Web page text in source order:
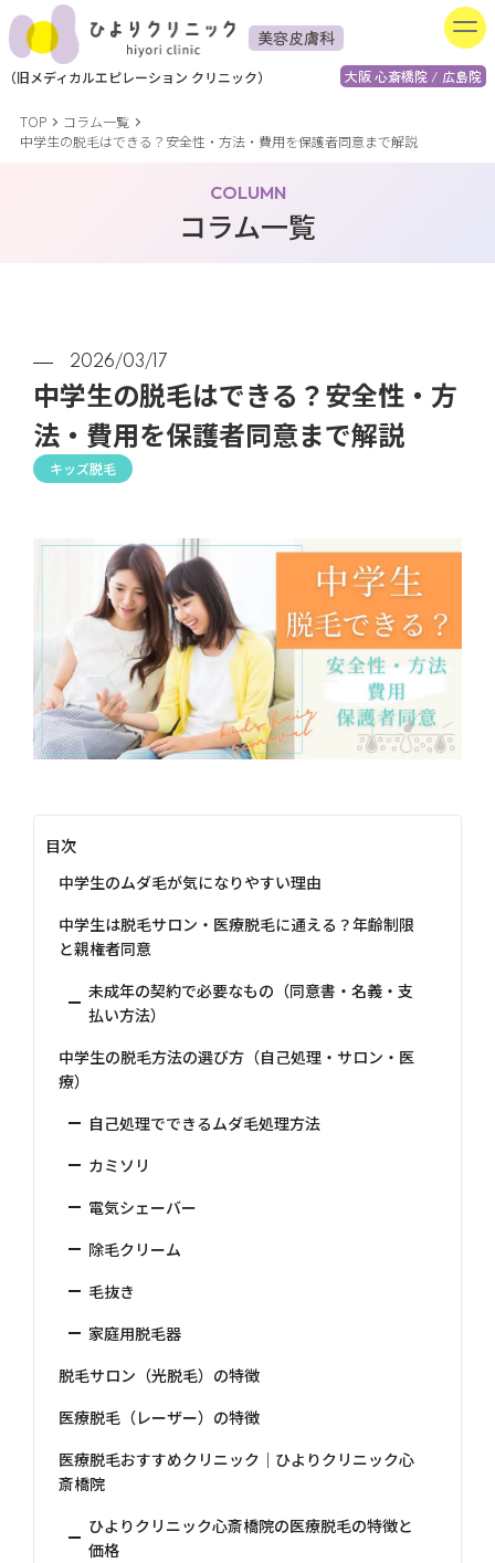
美容皮膚科
大阪 心斎橋院 / 広島院
（旧メディカルエピレーション クリニック）
TOP
コラム一覧
中学生の脱毛はできる？安全性・方法・費用を保護者同意まで解説
COLUMN
コラム一覧
2026/03/17
中学生の脱毛はできる？安全性・方
法・費用を保護者同意まで解説
キッズ脱毛
目次
中学生のムダ毛が気になりやすい理由
中学生は脱毛サロン・医療脱毛に通える？年齢制限
と親権者同意
未成年の契約で必要なもの（同意書・名義・支
払い方法）
中学生の脱毛方法の選び方（自己処理・サロン・医
療）
自己処理でできるムダ毛処理方法
カミソリ
電気シェーバー
除毛クリーム
毛抜き
家庭用脱毛器
脱毛サロン（光脱毛）の特徴
医療脱毛（レーザー）の特徴
医療脱毛おすすめクリニック｜ひよりクリニック心
斎橋院
ひよりクリニック心斎橋院の医療脱毛の特徴と
価格